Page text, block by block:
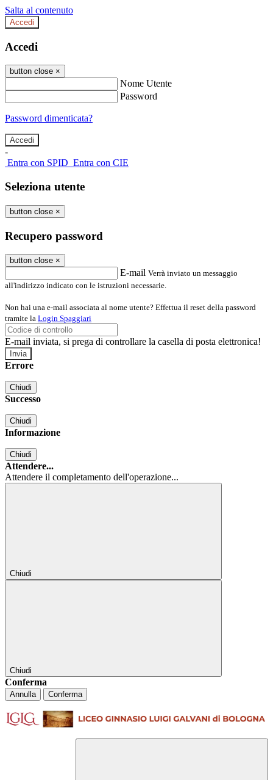
Salta al contenuto
Accedi
Accedi
button close ×
Nome Utente
Password
Password dimenticata?
-
Entra con SPID Entra con CIE
Seleziona utente
button close ×
Recupero password
button close ×
E-mail Verrà inviato un messaggio
all'indirizzo indicato con le istruzioni necessarie.
Non hai una e-mail associata al nome utente? Effettua il reset della password
tramite la Login Spaggiari
E-mail inviata, si prega di controllare la casella di posta elettronica!
Errore
Chiudi
Successo
Chiudi
Informazione
Chiudi
Attendere...
Attendere il completamento dell'operazione...
Chiudi
Chiudi
Conferma
Annulla Conferma